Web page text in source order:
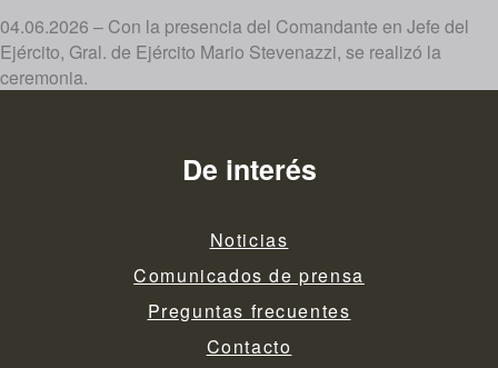
04.06.2026 – Con la presencia del Comandante en Jefe del
Ejército, Gral. de Ejército Mario Stevenazzi, se realizó la
ceremonia.
De interés
Noticias
Comunicados de prensa
Preguntas frecuentes
Contacto